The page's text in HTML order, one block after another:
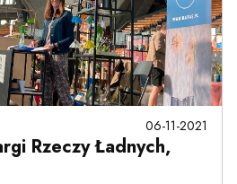
06-11-2021
Rzeczy Ładnych,